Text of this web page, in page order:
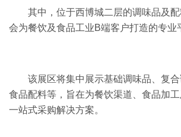
其中，位于西博城二层的调味品及
会为餐饮及食品工业B端客户打造的专业
该展区将集中展示基础调味品、复
食品配料等，旨在为餐饮渠道、食品加
一站式采购解决方案。